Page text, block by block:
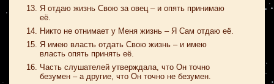
Я отдаю жизнь Свою за овец – и опять принимаю
её.
Никто не отнимает у Меня жизнь – Я Сам отдаю её.
Я имею власть отдать Свою жизнь – и имею
власть опять принять её.
Часть слушателей утверждала, что Он точно
безумен – а другие, что Он точно не безумен.